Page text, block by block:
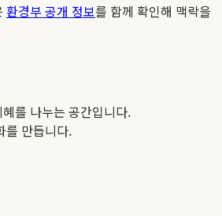
환경부 공개 정보를 함께 확인해 맥락을
를 나누는 공간입니다.
를 만듭니다.